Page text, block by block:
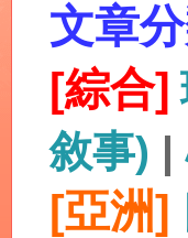
文章
[綜合]
敘事) |
[亞洲]